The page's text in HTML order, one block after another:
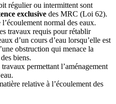
régulier ou intermittent sont
exclusive des MRC (Loi 62).
normal des eaux.
travaux requis pour rétablir
d’un cours d’eau lorsqu’elle est
obstruction qui menace la
biens.
permettant l’aménagement
relative à l’écoulement des